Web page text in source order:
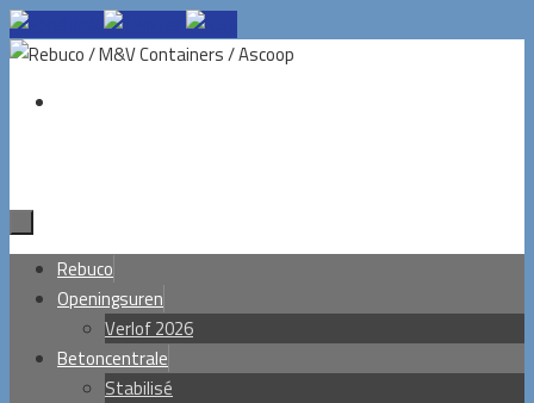
Ga
naar
inhoud
naar
inhoud
Rebuco
Openingsuren
Verlof 2026
Betoncentrale
Stabilisé